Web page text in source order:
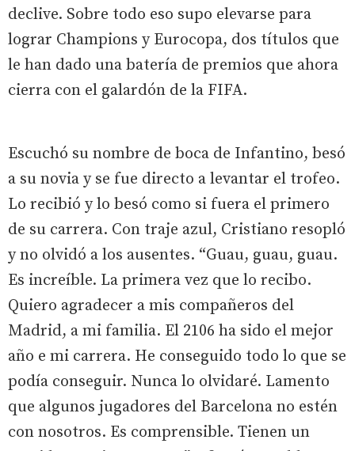
declive. Sobre todo eso supo elevarse para
lograr Champions y Eurocopa, dos títulos que
le han dado una batería de premios que ahora
cierra con el galardón de la FIFA.
Escuchó su nombre de boca de Infantino, besó
a su novia y se fue directo a levantar el trofeo.
Lo recibió y lo besó como si fuera el primero
de su carrera. Con traje azul, Cristiano resopló
y no olvidó a los ausentes. “Guau, guau, guau.
Es increíble. La primera vez que lo recibo.
Quiero agradecer a mis compañeros del
Madrid, a mi familia. El 2106 ha sido el mejor
año e mi carrera. He conseguido todo lo que se
podía conseguir. Nunca lo olvidaré. Lamento
que algunos jugadores del Barcelona no estén
con nosotros. Es comprensible. Tienen un